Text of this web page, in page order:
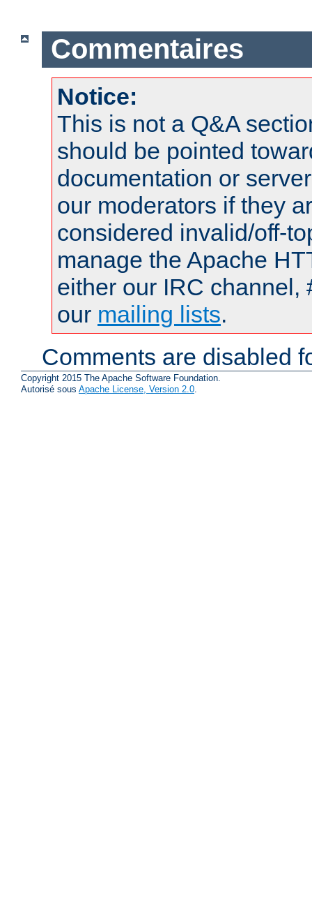
Commentaires
Notice:
This is not a Q&A
should be pointed
documentation or
our moderators if they
considered invalid/off-
manage the Apache
either our IRC channel,
our mailing lists.
Comments are disabled
Copyright 2015 The Apache Software Foundation.
Autorisé sous Apache License, Version 2.0.